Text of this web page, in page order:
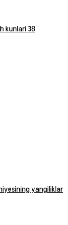
kunlari 38
yangiliklar